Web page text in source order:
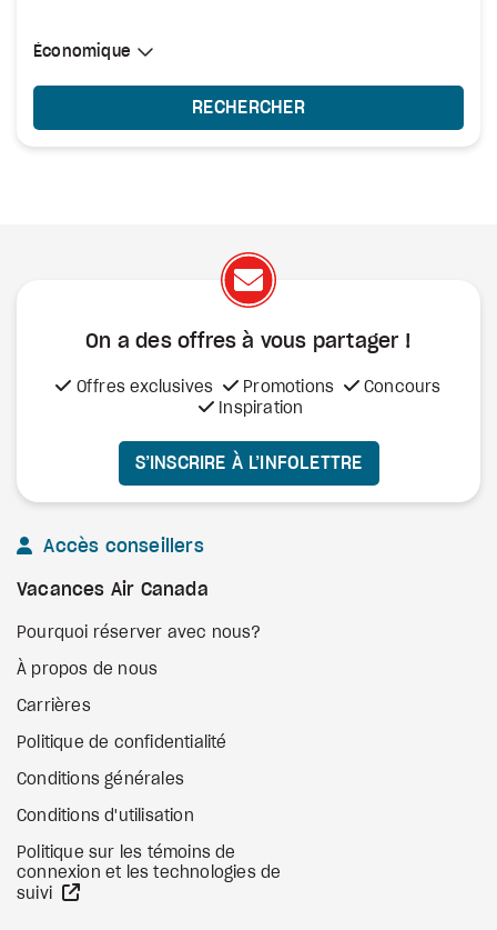
Sélectionner une cabine
Économique
Économique
RECHERCHER
On a des offres à vous partager !
Offres exclusives Promotions
Concours
Inspiration
S’INSCRIRE À L’INFOLETTRE
Accès conseillers
Vacances Air Canada
Pourquoi réserver avec nous?
À propos de nous
Carrières
Politique de confidentialité
Conditions générales
Conditions d'utilisation
Politique sur les témoins de
connexion et les technologies de
suivi